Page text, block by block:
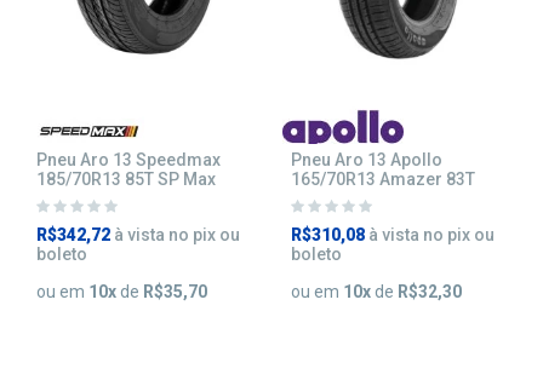
Pneu Aro 13 Speedmax
185/70R13 85T SP Max
R$342,72 à vista no pix ou
boleto
ou em 10x de R$35,70
Pneu Aro 13 Apollo
165/70R13 Amazer 83T
R$310,08 à vista no pix ou
boleto
ou em 10xde R$32,30